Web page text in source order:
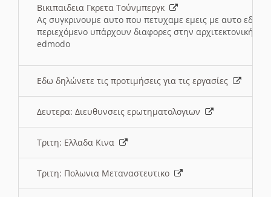
Βικιπαιδεια Γκρετα Τούνμπεργκ
Ας συγκρινουμε αυτο που πετυχαμε εμεις με αυτο εδω
περιεχόμενο υπάρχουν διαφορες στην αρχιτεκτονική
edmodo
Εδω δηλώνετε τις προτιμήσεις για τις εργασίες
Δευτερα: Διευθυνσεις ερωτηματολογιων
Τριτη: Ελλαδα Κινα
Τριτη: Πολωνια Μεταναστευτικο